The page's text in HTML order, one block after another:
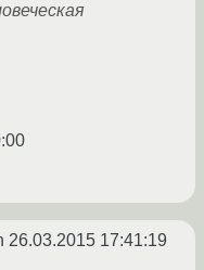
26.03.2015 17:41:19